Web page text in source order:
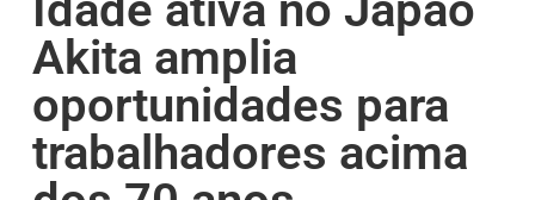
Akita amplia
oportunidades para
trabalhadores acima